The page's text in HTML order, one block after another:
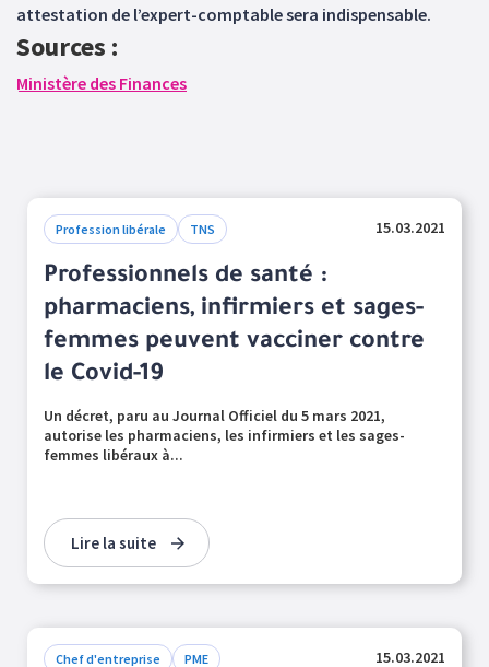
attestation de l’expert-comptable sera indispensable.
Sources :
Ministère des Finances
Profession libérale TNS 15.03.2021
Professionnels de santé :
pharmaciens, infirmiers et sages-
femmes peuvent vacciner contre
le Covid-19
Un décret, paru au Journal Officiel du 5 mars 2021,
autorise les pharmaciens, les infirmiers et les sages-
femmes libéraux à...
Lire la suite
Chef d'entreprise PME 15.03.2021